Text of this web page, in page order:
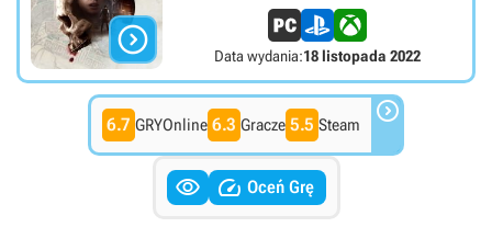
 Data wydania:18 listopada 2022
6.7 GRYOnline 6.3 Gracze 5.5 Steam 
  Oceń Grę